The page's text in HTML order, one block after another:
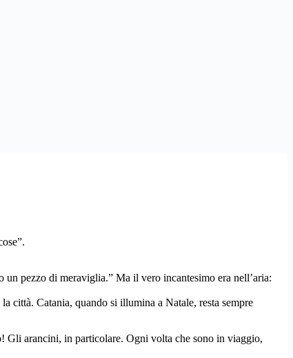
pezzo di meraviglia.” Ma il vero incantesimo era nell’aria:
città. Catania, quando si illumina a Natale, resta sempre
Gli arancini, in particolare. Ogni volta che sono in viaggio,